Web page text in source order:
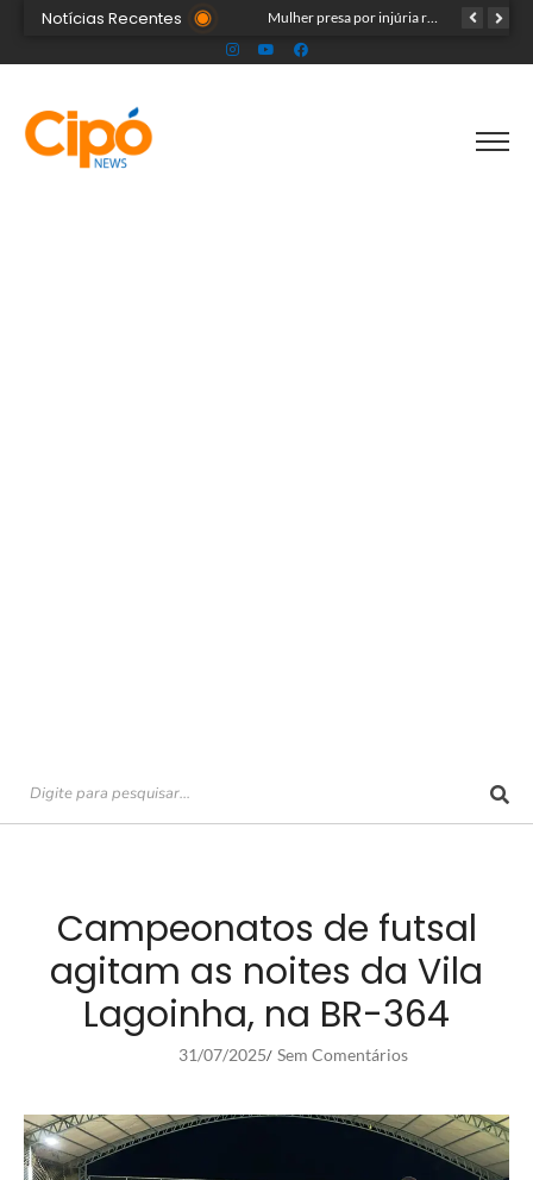
Notícias Recentes
Público ainda pode garantir entrada para show do Som & Louvor na Expoacre nesta sexta Seadh repudia ataque racista contra Rainha da Expoacre 2026 e reforça combate à discriminação
Campeonatos de futsal
agitam as noites da Vila
Lagoinha, na BR-364
31/07/2025/ Sem Comentários